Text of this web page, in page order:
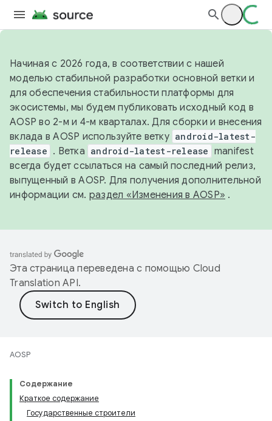
Начиная с 2026 года, в соответствии с нашей
моделью стабильной разработки основной ветки и
для обеспечения стабильности платформы для
экосистемы, мы будем публиковать исходный код в
AOSP во 2-м и 4-м кварталах. Для сборки и внесения
вклада в AOSP используйте ветку android-latest-
release . Ветка android-latest-release manifest
всегда будет ссылаться на самый последний релиз,
выпущенный в AOSP. Для получения дополнительной
информации см. раздел «Изменения в AOSP» .
Эта страница переведена с помощью Cloud
Translation API.
AOSP
Содержание
Краткое содержание
Государственные строители